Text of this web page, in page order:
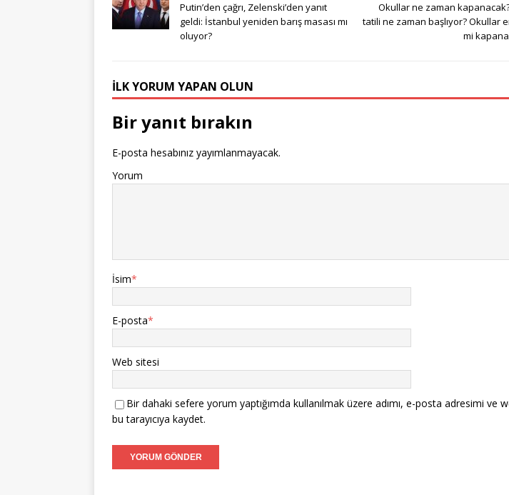
Putin’den çağrı, Zelenski’den yanıt
geldi: İstanbul yeniden barış masası mı
oluyor?
Okullar ne zaman
tatili ne zaman başlıyor? Okullar
mi
İLK YORUM YAPAN OLUN
Bir yanıt bırakın
E-posta hesabınız yayımlanmayacak.
Yorum
İsim*
E-posta*
Web sitesi
Bir dahaki sefere yorum yaptığımda kullanılmak üzere adımı, e-posta adresimi ve
bu tarayıcıya kaydet.